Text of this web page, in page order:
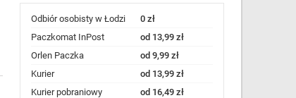
Odbiór osobisty w Łodzi
0 zł
Paczkomat InPost
od 13,99 zł
Orlen Paczka
od 9,99 zł
Kurier
od 13,99 zł
Kurier pobraniowy
od 16,49 zł